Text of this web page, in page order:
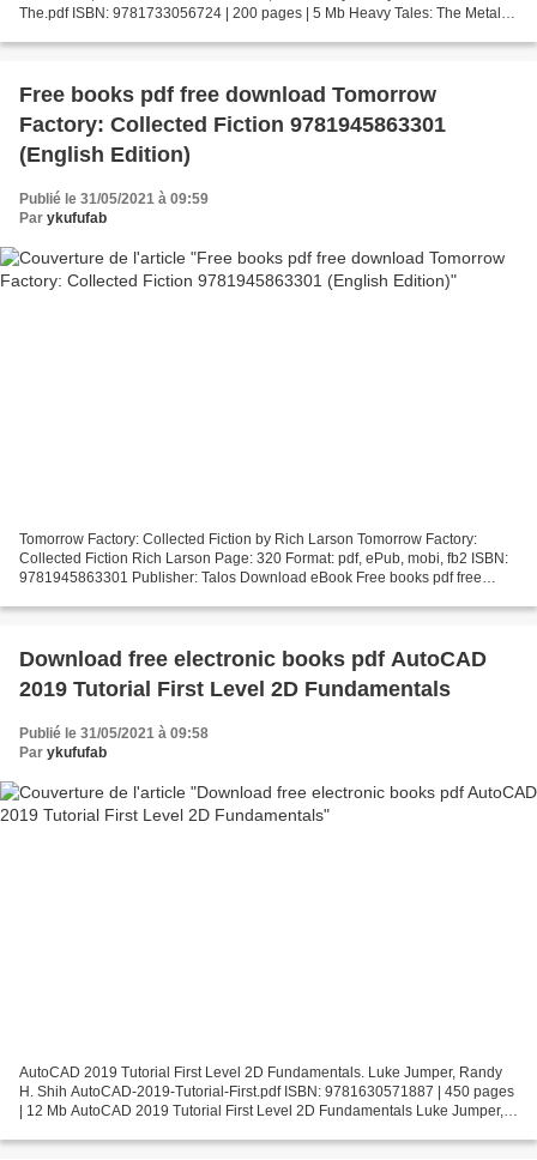
The.pdf ISBN: 9781733056724 | 200 pages | 5 Mb Heavy Tales: The Metal.
Free books pdf free download Tomorrow
Factory: Collected Fiction 9781945863301
(English Edition)
Publié le 31/05/2021 à 09:59
Par ykufufab
Tomorrow Factory: Collected Fiction by Rich Larson Tomorrow Factory:
Collected Fiction Rich Larson Page: 320 Format: pdf, ePub, mobi, fb2 ISBN:
9781945863301 Publisher: Talos Download eBook Free books pdf free
Download free electronic books pdf AutoCAD
2019 Tutorial First Level 2D Fundamentals
Publié le 31/05/2021 à 09:58
Par ykufufab
AutoCAD 2019 Tutorial First Level 2D Fundamentals. Luke Jumper, Randy
H. Shih AutoCAD-2019-Tutorial-First.pdf ISBN: 9781630571887 | 450 pages
| 12 Mb AutoCAD 2019 Tutorial First Level 2D Fundamentals Luke Jumper,